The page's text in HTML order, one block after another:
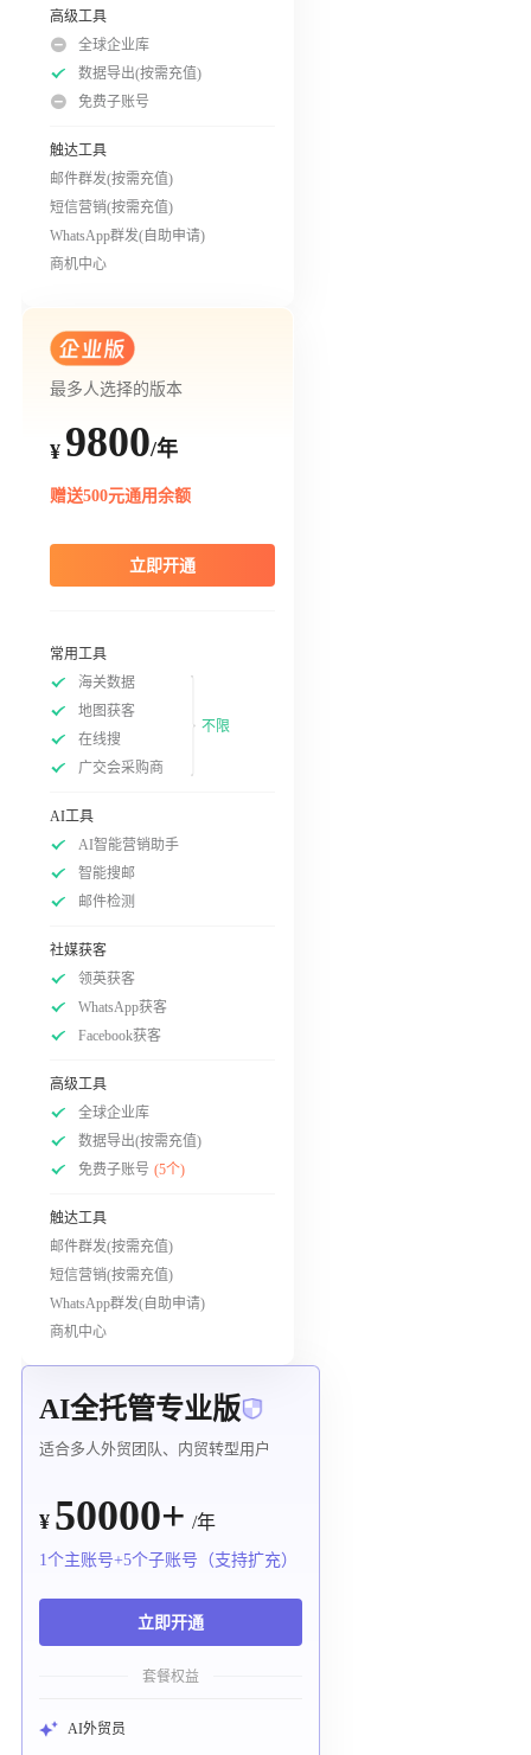
高级工具
全球企业库
数据导出(按需充值)
免费子账号
触达工具
邮件群发(按需充值)
短信营销(按需充值)
WhatsApp群发(自助申请)
商机中心
最多人选择的版本
¥ 9800/年
赠送500元通用余额
立即开通
常用工具
海关数据
地图获客
在线搜
广交会采购商
不限
AI工具
AI智能营销助手
智能搜邮
邮件检测
社媒获客
领英获客
WhatsApp获客
Facebook获客
高级工具
全球企业库
数据导出(按需充值)
免费子账号 (5个)
触达工具
邮件群发(按需充值)
短信营销(按需充值)
WhatsApp群发(自助申请)
商机中心
AI全托管专业版
适合多人外贸团队、内贸转型用户
¥ 50000+ /年
1个主账号+5个子账号（支持扩充）
立即开通
套餐权益
AI外贸员